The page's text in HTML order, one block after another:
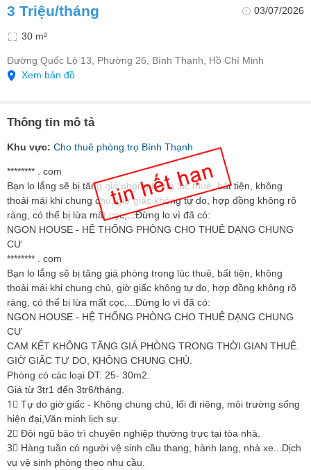
3 Triệu/tháng
03/07/2026
30 m²
Đường Quốc Lộ 13, Phường 26, Bình Thạnh, Hồ Chí Minh
Xem bản đồ
Thông tin mô tả
Khu vực: Cho thuê phòng trọ Bình Thạnh
******** . com
Bạn lo lắng sẽ bị tăng giá phòng trong lúc thuê, bất tiện, không
thoải mái khi chung chủ, giờ giấc không tự do, hợp đồng không rõ
ràng, có thể bị lừa mất cọc,...Đừng lo vì đã có:
NGON HOUSE - HỆ THỐNG PHÒNG CHO THUÊ DẠNG CHUNG
CƯ
******** . com
Bạn lo lắng sẽ bị tăng giá phòng trong lúc thuê, bất tiện, không
thoải mái khi chung chủ, giờ giấc không tự do, hợp đồng không rõ
ràng, có thể bị lừa mất cọc,...Đừng lo vì đã có:
NGON HOUSE - HỆ THỐNG PHÒNG CHO THUÊ DẠNG CHUNG
CƯ
CAM KẾT KHÔNG TĂNG GIÁ PHÒNG TRONG THỜI GIAN THUÊ.
GIỜ GIẤC TỰ DO, KHÔNG CHUNG CHỦ.
Phòng có các loại DT: 25- 30m2.
Giá từ 3tr1 đến 3tr6/tháng.
1⃣ Tự do giờ giấc - Không chung chủ, lối đi riêng, môi trường sống
hiện đại,Văn minh lịch sự.
2⃣ Đội ngũ bảo trì chuyên nghiệp thường trực tại tòa nhà.
3⃣ Hàng tuần có người vệ sinh cầu thang, hành lang, nhà xe...Dịch
vụ vệ sinh phòng theo nhu cầu.